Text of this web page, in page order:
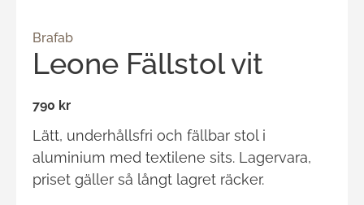
Brafab
Leone Fällstol vit
790 kr
Lätt, underhållsfri och fällbar stol i
aluminium med textilene sits. Lagervara,
priset gäller så långt lagret räcker.